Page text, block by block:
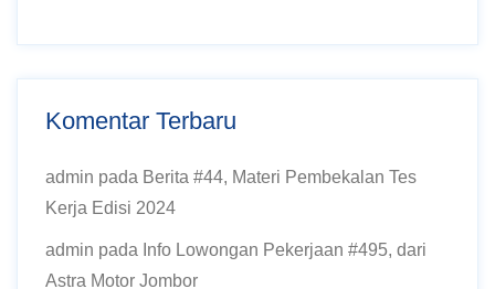
Komentar Terbaru
admin pada Berita #44, Materi Pembekalan Tes
Kerja Edisi 2024
admin pada Info Lowongan Pekerjaan #495, dari
Astra Motor Jombor